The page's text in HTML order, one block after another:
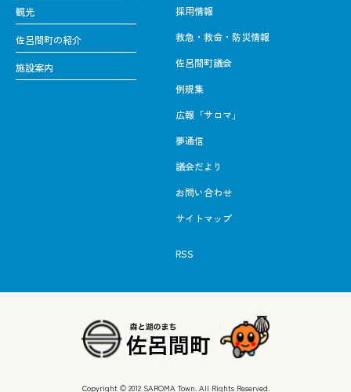
観光
佐呂間町の紹介
施設案内
採用情報
救急・救命・防災情報
佐呂間町議会
例規集
広報「サロマ」
夢通信
議会だより
お問い合わせ
サイトマップ
RSS
Copyright © 2012 SAROMA Town. All Rights Reserved.